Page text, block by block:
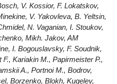
V. Kossior, F. Lokatskov,
V. Yakovleva, B. Yeltsin,
N. Vaganian, I. Stoukov,
Mikh. Jakov, AM
I. Bogouslavsky, F. Soudnik,
Kariakin M., Papirmeister P.,
A., Portnoi M., Bodrov,
Borzenko, Blokh, Kugelev,